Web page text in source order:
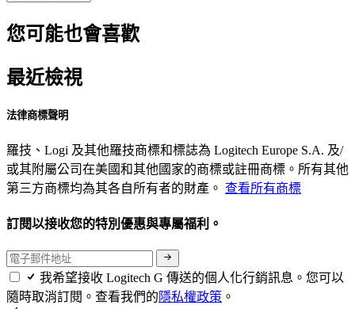
您可能也會喜歡
最近檢視
法律商標聲明
羅技、Logi 及其他羅技商標和標誌為 Logitech Europe S.A. 及/
或其附屬公司在美國和其他國家的商標或註冊商標。所有其他
第三方商標均為其各自所有者的財產。 查看所有商標
訂閱以接收您的特別優惠與專屬福利。
我希望接收 Logitech G 傳送的個人化行銷訊息。您可以
隨時取消訂閱。查看我們的隱私權政策 。